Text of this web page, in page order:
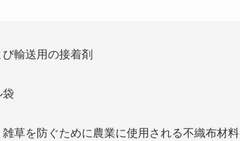
輸送用の接着剤
草を防ぐために農業に使用される不織布材料